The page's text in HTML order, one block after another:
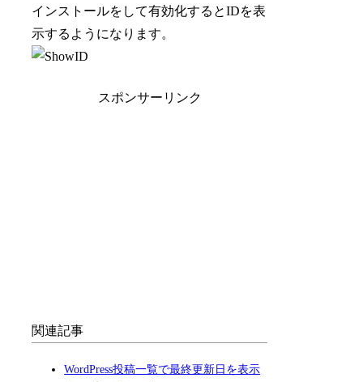
インストールをして有効化するとIDを表
示するようになります。
スポンサーリンク
関連記事
WordPress投稿一覧で最終更新日を表示